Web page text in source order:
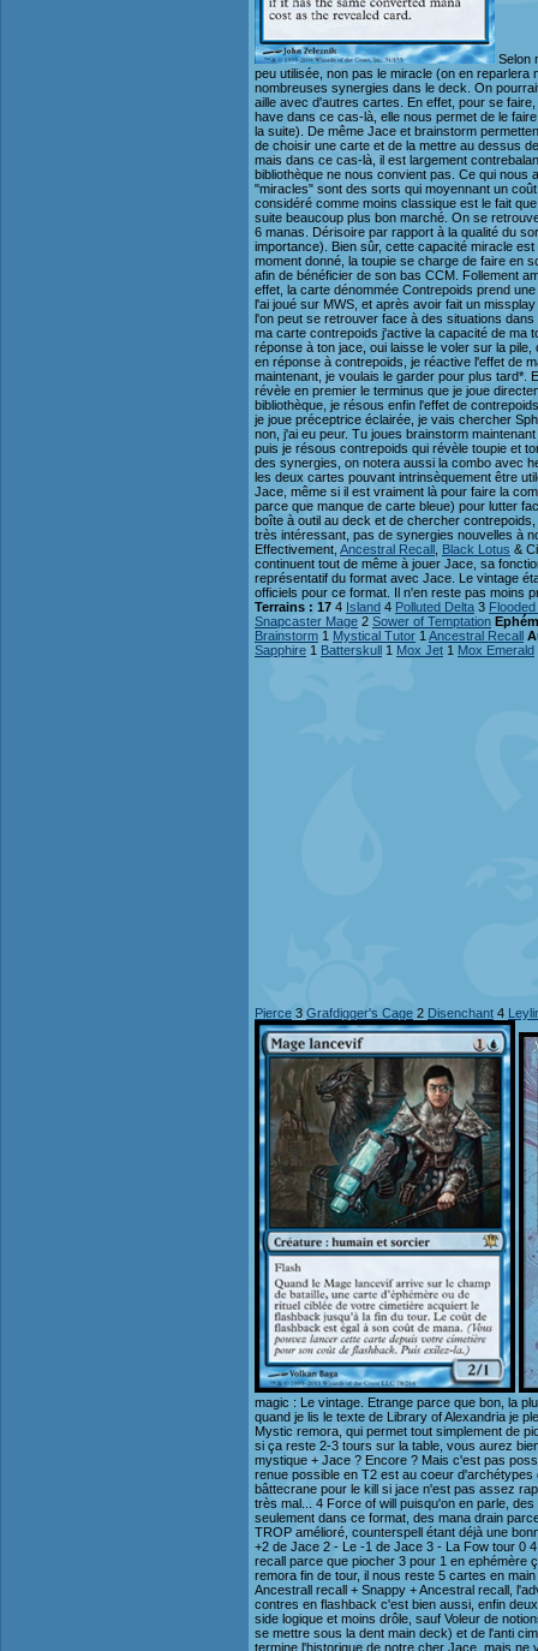
Selon
peu utilisée, non pas le miracle (on en
nombreuses synergies dans le deck. On
aille avec d'autres cartes. En effet, pour se
have dans ce cas-là, elle nous permet de le
la suite). De même Jace et brainstorm
de choisir une carte et de la mettre au dessus
mais dans ce cas-là, il est largement
bibliothèque ne nous convient pas. Ce qui nous
"miracles" sont des sorts qui moyennant un
considéré comme moins classique est le fait
suite beaucoup plus bon marché. On se
6 manas. Dérisoire par rapport à la qualité du
importance). Bien sûr, cette capacité miracle
moment donné, la toupie se charge de faire en
afin de bénéficier de son bas CCM. Follement
effet, la carte dénommée Contrepoids prend
l'ai joué sur MWS, et après avoir fait un
l'on peut se retrouver face à des situations
ma carte contrepoids j'active la capacité de ma
réponse à ton jace, oui laisse le voler sur la
en réponse à contrepoids, je réactive l'effet de
maintenant, je voulais le garder pour plus tard*.
révèle en premier le terminus que je joue
bibliothèque, je résous enfin l'effet de
je joue préceptrice éclairée, je vais chercher
non, j'ai eu peur. Tu joues brainstorm
puis je résous contrepoids qui révèle toupie et
des synergies, on notera aussi la combo avec
les deux cartes pouvant intrinsèquement être
Jace, même si il est vraiment là pour faire la
parce que manque de carte bleue) pour lutter
boîte à outil au deck et de chercher
très intéressant, pas de synergies nouvelles à
Effectivement, Ancestral Recall Black Lotus &
continuent tout de même à jouer Jace, sa
représentatif du format avec Jace. Le vintage
officiels pour ce format. Il n'en reste pas moins
Terrains : 17 4 Island 4 Polluted Delta 3
Snapcaster Mage 2 Sower of Temptation
Brainstorm 1 Mystical Tutor 1 Ancestral Recall
Sapphire 1 Batterskull 1 Mox Jet 1 Mox Emerald
Pierce 3 Grafdigger's Cage 2 Disenchant 4
magic : Le vintage. Etrange parce que bon, la
quand je lis le texte de Library of Alexandria je
Mystic remora, qui permet tout simplement de
si ça reste 2-3 tours sur la table, vous aurez
mystique + Jace ? Encore ? Mais c'est pas
renue possible en T2 est au coeur
bâttecrane pour le kill si jace n'est pas assez
très mal... 4 Force of will puisqu'on en parle,
seulement dans ce format, des mana drain
TROP amélioré, counterspell étant déjà une
+2 de Jace 2 - Le -1 de Jace 3 - La Fow tour 0
recall parce que piocher 3 pour 1 en ephémère
remora fin de tour, il nous reste 5 cartes en
Ancestrall recall + Snappy + Ancestral recall,
contres en flashback c'est bien aussi, enfin
side logique et moins drôle, sauf Voleur de
se mettre sous la dent main deck) et de l'anti
termine l'historique de notre cher Jace, mais